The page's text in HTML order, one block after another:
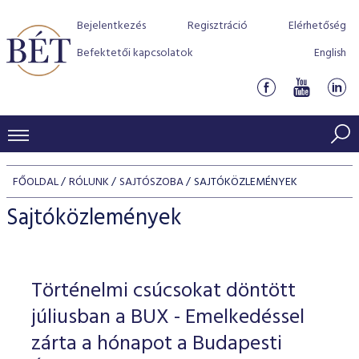
Bejelentkezés Regisztráció
Elérhetőség
Befektetői kapcsolatok
English
KERESKEDÉSI ADATOK
INDEXEK
Jelzáloglevél indexek
Vállalati kötvény indexek
Azonnali Piac
Részvények
Származékos piac
BEFEKTETŐK
Részvény szekció
Hitelpapír szekció
BÉT szabályzatok
Befektetővédelem
Alkalmazott díjstruktúra
Elszámolás
Részvény és vállalati kötvény tőzsdei bevezetését
program
BÉT Xtend - Részvénypiac egyszerűen
TŐZSDETAGOK
Tőzsdetagok, üzletkötők
VENDOROK
FŐOLDAL RÓLUNK SAJTÓSZOBA SAJTÓKÖZLEMÉNYEK
Sajtóközlemények
Történelmi csúcsokat döntött
júliusban a BUX - Emelkedéssel
zárta a hónapot a Budapesti